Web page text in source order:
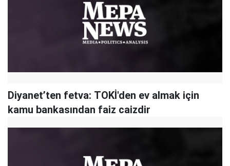
Diyanet’ten fetva: TOKİ'den ev almak için
kamu bankasından faiz caizdir